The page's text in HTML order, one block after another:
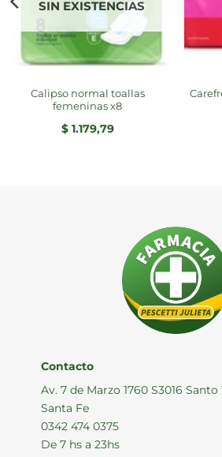
SIN EXISTENCIAS
calipso normal toallas
femeninas x8
$1.179,79
carefree prot proteccion s-
Contacto
Av. 7 de Marzo 1760 S3016 Santo
Santa Fe
0342 474 0375
De 7 hs a 23hs